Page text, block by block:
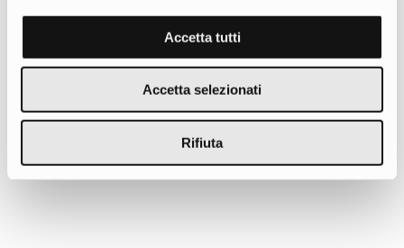
Accetta tutti
Accetta selezionati
Rifiuta
L’evoluzione di Infomoving: un
progetto integrato di branding,
design e contenuti